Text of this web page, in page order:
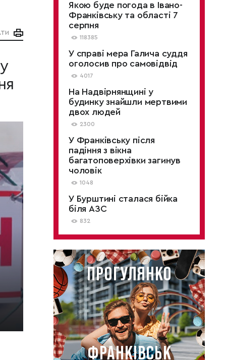
Якою буде погода в Івано-
Франківську та області 7
серпня
118385
У справі мера Галича суддя
оголосив про самовідвід
4017
На Надвірнянщині у
будинку знайшли мертвими
двох людей
2300
У Франківську після
падіння з вікна
багатоповерхівки загинув
чоловік
1048
У Бурштині сталася бійка
біля АЗС
832